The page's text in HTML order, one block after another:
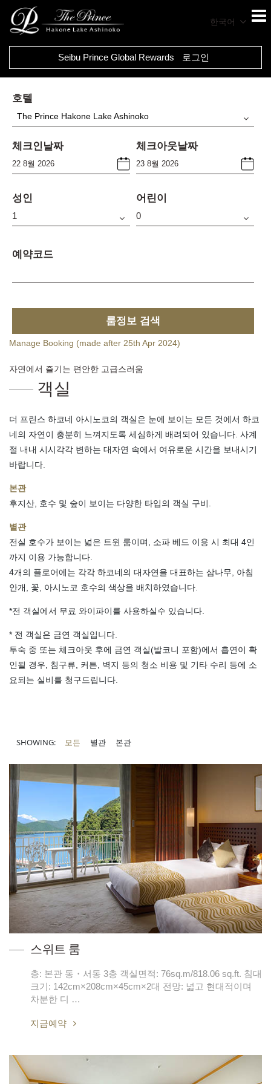
한국어
Seibu Prince Global Rewards 로그인
호텔
The Prince Hakone Lake Ashinoko
체크인날짜 체크아웃날짜
성인 어린이
예약코드
룸정보 검색
Manage Booking (made after 25th Apr 2024)
자연에서 즐기는 편안한 고급스러움
객실
더 프린스 하코네 아시노코의 객실은 눈에 보이는 모든 것에서 하코
네의 자연이 충분히 느껴지도록 세심하게 배려되어 있습니다. 사계
절 내내 시시각각 변하는 대자연 속에서 여유로운 시간을 보내시기
바랍니다.
본관
후지산, 호수 및 숲이 보이는 다양한 타입의 객실 구비.
별관
전실 호수가 보이는 넓은 트윈 룸이며, 소파 베드 이용 시 최대 4인
까지 이용 가능합니다.
4개의 플로어에는 각각 하코네의 대자연을 대표하는 삼나무, 아침
안개, 꽃, 아시노코 호수의 색상을 배치하였습니다.
*전 객실에서 무료 와이파이를 사용하실수 있습니다.
* 전 객실은 금연 객실입니다.
투숙 중 또는 체크아웃 후에 금연 객실(발코니 포함)에서 흡연이 확
인될 경우, 침구류, 커튼, 벽지 등의 청소 비용 및 기타 수리 등에 소
요되는 실비를 청구드립니다.
SHOWING: 모든 별관 본관
스위트 룸
층: 본관 동・서동 3층 객실면적: 76sq.m/818.06 sq.ft. 침대
크기: 142cm×208cm×45cm×2대 전망: 넓고 현대적이며
차분한 디 …
지금예약